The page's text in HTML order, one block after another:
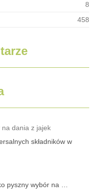
8
458
dania z jajek
składników w
pyszny wybór na …